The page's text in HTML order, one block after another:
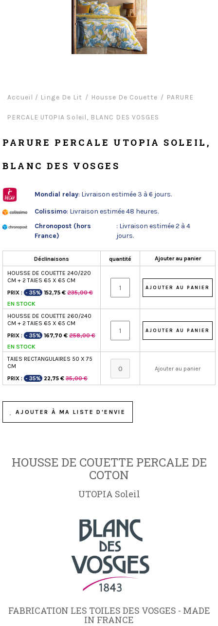
Accueil / Linge De Lit Housse De Couette PARURE
PERCALE UTOPIA Soleil, BLANC DES VOSGES
PARURE PERCALE UTOPIA SOLEIL,
BLANC DES VOSGES
Mondial relay: Livraison estimée 3 à 6 jours.
Colissimo: Livraison estimée 48 heures.
Chronopost (hors
France)
: Livraison estimée 2 à 4
jours.
Déclinaisons quantité Ajouter au panier
HOUSSE DE COUETTE 240/220
CM + 2 TAIES 65 X 65 CM
PRIX : - 35% 152,75 € 235,00 €
EN STOCK
HOUSSE DE COUETTE 260/240
CM + 2 TAIES 65 X 65 CM
PRIX : - 35% 167,70 € 258,00 €
EN STOCK
TAIES RECTANGULAIRES 50 X 75
CM
PRIX : - 35% 22,75 € 35,00 €
Ajouter au panier
AJOUTER À MA LISTE D'ENVIE
HOUSSE DE COUETTE PERCALE DE
COTON
UTOPIA Soleil
FABRICATION LES TOILES DES VOSGES - MADE
IN FRANCE